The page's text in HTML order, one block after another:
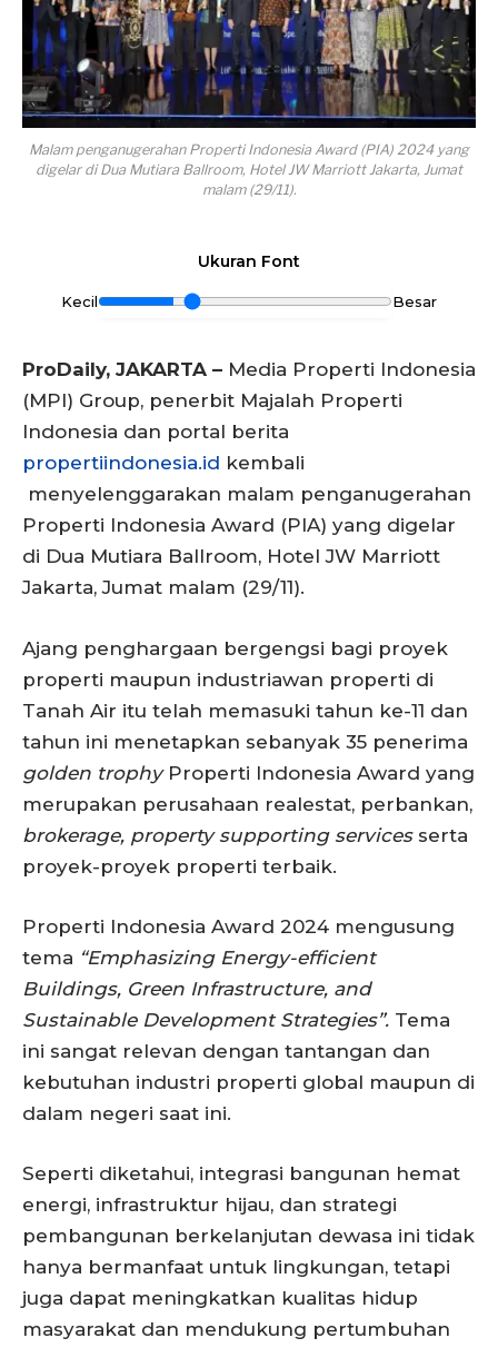
Malam penganugerahan Properti Indonesia Award (PIA) 2024 yang
digelar di Dua Mutiara Ballroom, Hotel JW Marriott Jakarta, Jumat
malam (29/11).
Ukuran Font
Kecil Besar
ProDaily, JAKARTA – Media Properti Indonesia
(MPI) Group, penerbit Majalah Properti
Indonesia dan portal berita
propertiindonesia.id kembali
menyelenggarakan malam penganugerahan
Properti Indonesia Award (PIA) yang digelar
di Dua Mutiara Ballroom, Hotel JW Marriott
Jakarta, Jumat malam (29/11).
Ajang penghargaan bergengsi bagi proyek
properti maupun industriawan properti di
Tanah Air itu telah memasuki tahun ke-11 dan
tahun ini menetapkan sebanyak 35 penerima
golden trophyProperti Indonesia Award yang
merupakan perusahaan realestat, perbankan,
brokerage, property supporting servicesserta
proyek-proyek properti terbaik.
Properti Indonesia Award 2024 mengusung
tema “Emphasizing Energy-efficient
Buildings, Green Infrastructure, and
Sustainable Development Strategies”. Tema
ini sangat relevan dengan tantangan dan
kebutuhan industri properti global maupun di
dalam negeri saat ini.
Seperti diketahui, integrasi bangunan hemat
energi, infrastruktur hijau, dan strategi
pembangunan berkelanjutan dewasa ini tidak
hanya bermanfaat untuk lingkungan, tetapi
juga dapat meningkatkan kualitas hidup
masyarakat dan mendukung pertumbuhan